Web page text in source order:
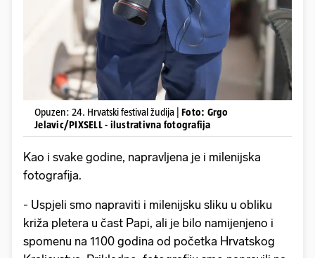
Opuzen: 24. Hrvatski festival žudija | Foto: Grgo
Jelavic/PIXSELL - ilustrativna fotografija
Kao i svake godine, napravljena je i milenijska
fotografija.
- Uspjeli smo napraviti i milenijsku sliku u obliku
križa pletera u čast Papi, ali je bilo namijenjeno i
spomenu na 1100 godina od početka Hrvatskog